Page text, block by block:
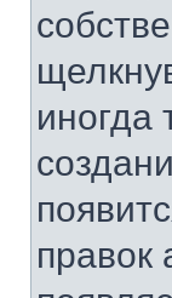
иногда
правок